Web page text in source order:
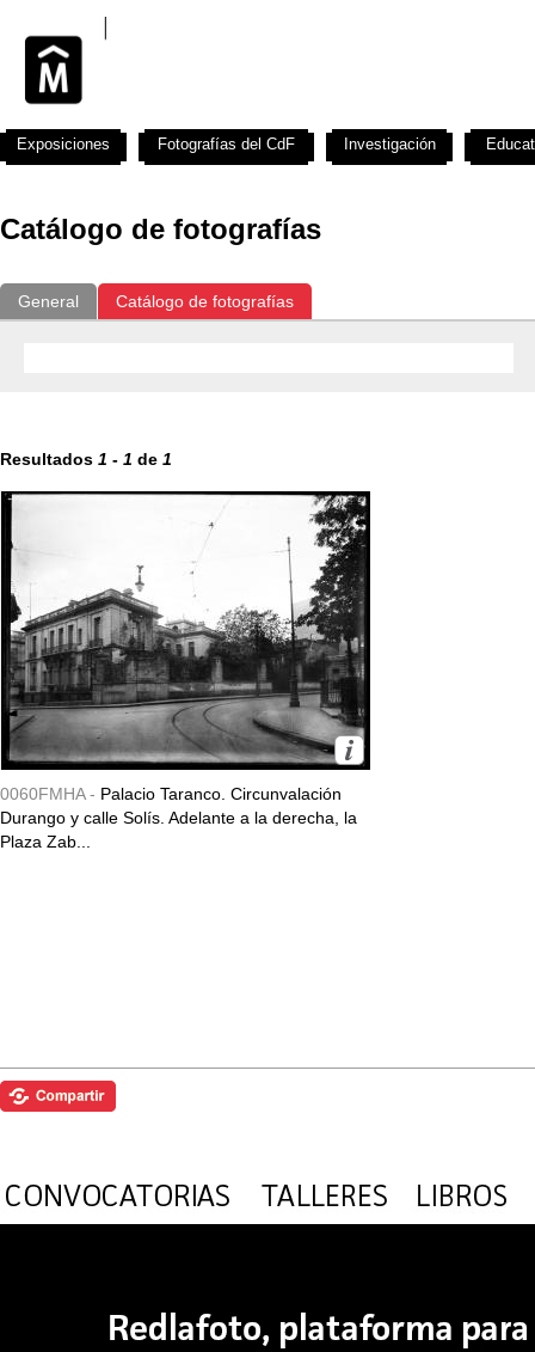
Catálogo de fotografías
General Catálogo de fotografías
Resultados 1 - 1 de 1
0060FMHA - Palacio Taranco. Circunvalación
Durango y calle Solís. Adelante a la derecha, la
Plaza Zab...
Exposiciones Fotografías del CdF Investigación